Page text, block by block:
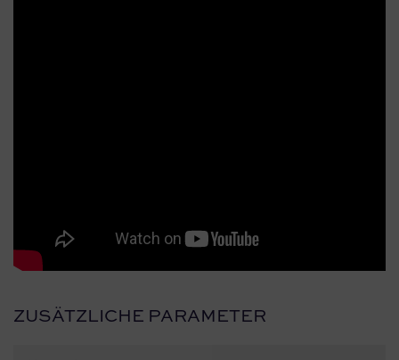
ZUSÄTZLICHE PARAMETER